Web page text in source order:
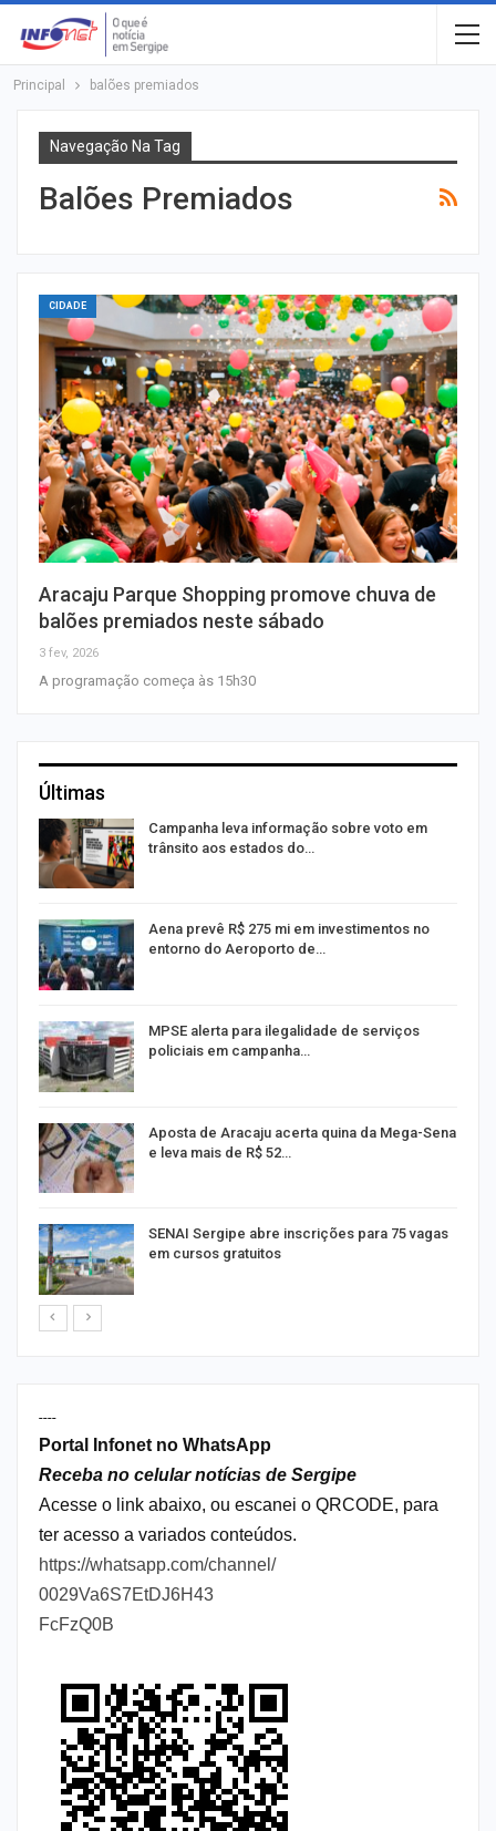
Principal balões premiados
Navegação Na Tag
Balões Premiados
CIDADE
Aracaju Parque Shopping promove chuva de
balões premiados neste sábado
3 fev, 2026
A programação começa às 15h30
Últimas
Campanha leva informação sobre voto em
trânsito aos estados do…
Aena prevê R$ 275 mi em investimentos no
entorno do Aeroporto de…
MPSE alerta para ilegalidade de serviços
policiais em campanha…
Aposta de Aracaju acerta quina da Mega-Sena
e leva mais de R$ 52…
SENAI Sergipe abre inscrições para 75 vagas
em cursos gratuitos
----
Portal Infonet no WhatsApp
Receba no celular notícias de Sergipe
Acesse o link abaixo, ou escanei o QRCODE, para
ter acesso a variados conteúdos.
https://whatsapp.com/channel/
0029Va6S7EtDJ6H43
FcFzQ0B